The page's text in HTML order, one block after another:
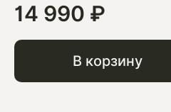
14 990 ₽
В корзину